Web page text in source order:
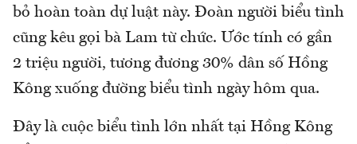
bỏ hoàn toàn dự luật này. Đoàn người biểu tình
cũng kêu gọi bà Lam từ chức. Ước tính có gần
2 triệu người, tương đương 30% dân số Hồng
Kông xuống đường biểu tình ngày hôm qua.
Đây là cuộc biểu tình lớn nhất tại Hồng Kông